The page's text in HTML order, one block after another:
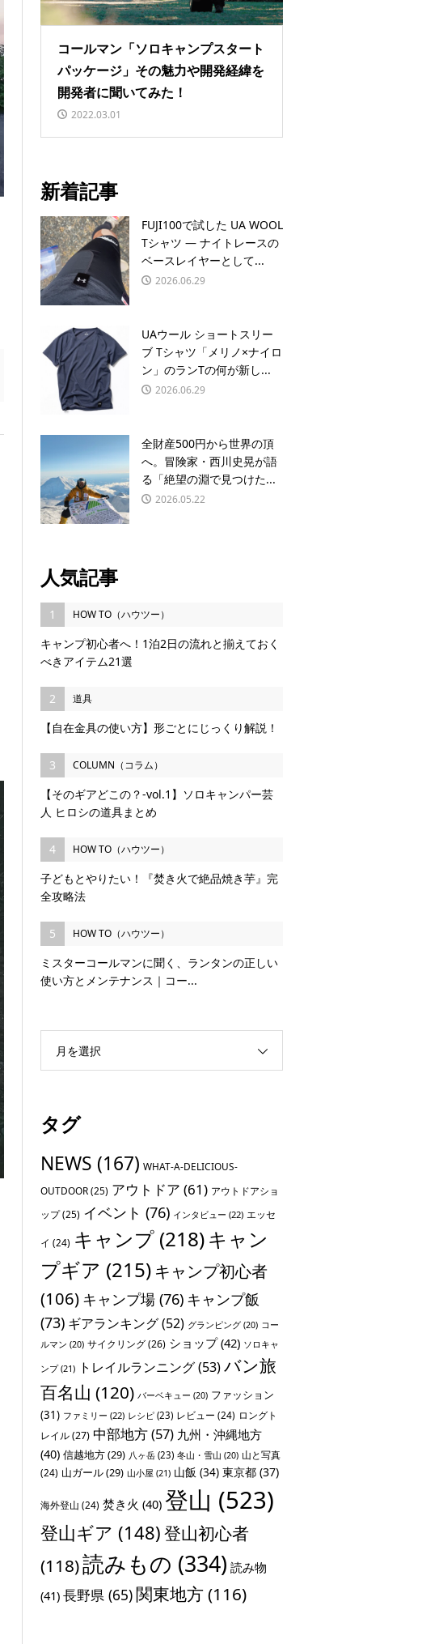
コールマン「ソロキャンプスタート
パッケージ」その魅力や開発経緯を
開発者に聞いてみた！
2022.03.01
新着記事
FUJI100で試した UA WOOL
Tシャツ — ナイトレースの
ベースレイヤーとして...
2026.06.29
UAウール ショートスリー
ブ Tシャツ「メリノ×ナイロ
ン」のランTの何が新し...
2026.06.29
全財産500円から世界の頂
へ。冒険家・西川史晃が語
る「絶望の淵で見つけた...
2026.05.22
人気記事
1 HOW TO（ハウツー）
キャンプ初心者へ！1泊2日の流れと揃えておく
べきアイテム21選
2 道具
【自在金具の使い方】形ごとにじっくり解説！
3 COLUMN（コラム）
【そのギアどこの？-vol.1】ソロキャンパー芸
人 ヒロシの道具まとめ
4 HOW TO（ハウツー）
子どもとやりたい！『焚き火で絶品焼き芋』完
全攻略法
5 HOW TO（ハウツー）
ミスターコールマンに聞く、ランタンの正しい
使い方とメンテナンス｜コー...
月を選択
タグ
NEWS (167) WHAT-A-DELICIOUS-
OUTDOOR(25) アウトドア (61) アウトドアショ
ップ(25) イベント (76) インタビュー (22) エッセ
イ (24) キャンプ (218)キャン
プギア (215) キャンプ初心者
(106) キャンプ場 (76) キャンプ飯
(73) ギアランキング(52) グランピング (20) コー
ルマン (20) サイクリング(26) ショップ(42) ソロキャ
ンプ(21) トレイルランニング(53)バン旅
百名山 (120) バーベキュー (20) ファッション
(31) ファミリー (22) レシピ (23) レビュー (24) ロングト
レイル(27) 中部地方(57) 九州・沖縄地方
(40) 信越地方(29) 八ヶ岳 (23) 冬山・雪山 (20) 山と写真
(24) 山ガール(29) 山小屋 (21) 山飯 (34) 東京都 (37)
海外登山 (24) 焚き火 (40) 登山 (523)
登山ギア (148)登山初心者
(118)読みもの (334) 読み物
(41) 長野県 (65)関東地方(116)